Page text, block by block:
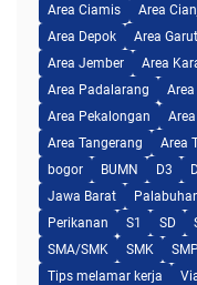
Area Ciamis
Area
Area Depok
Area Garut
Area Jember
Area
Area Padalarang
Area Pekalongan
Area Tangerang
Area
bogor
BUMN D3
Jawa Barat
Perikanan
S1 SD
SMA/SMK
SMK SMP
Tips melamar kerja